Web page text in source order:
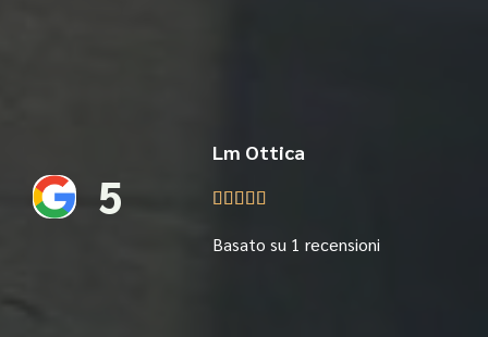
5
Lm Ottica
    
Basato su 1 recensioni